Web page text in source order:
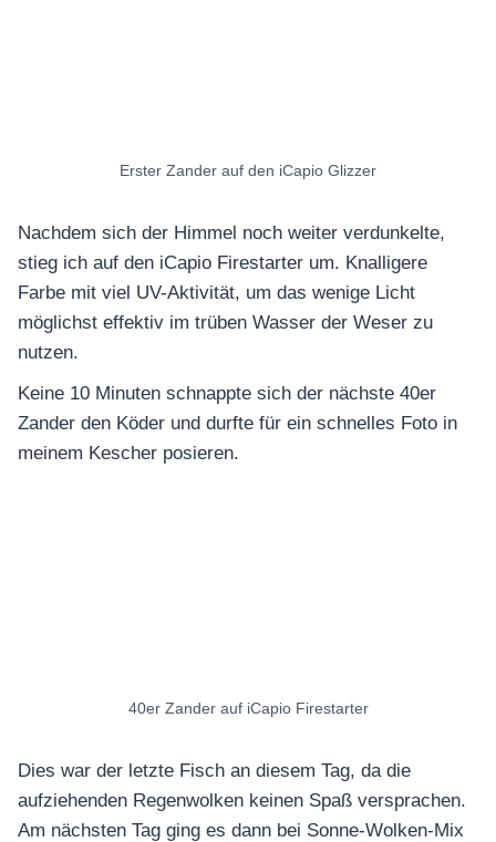
Erster Zander auf den iCapio Glizzer
Nachdem sich der Himmel noch weiter verdunkelte,
stieg ich auf den iCapio Firestarter um. Knalligere
Farbe mit viel UV-Aktivität, um das wenige Licht
möglichst effektiv im trüben Wasser der Weser zu
nutzen.
Keine 10 Minuten schnappte sich der nächste 40er
Zander den Köder und durfte für ein schnelles Foto in
meinem Kescher posieren.
40er Zander auf iCapio Firestarter
Dies war der letzte Fisch an diesem Tag, da die
aufziehenden Regenwolken keinen Spaß versprachen.
Am nächsten Tag ging es dann bei Sonne-Wolken-Mix